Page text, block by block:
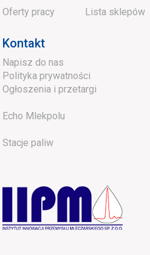
Oferty pracy Lista sklepów
Kontakt
Napisz do nas
Polityka prywatności
Ogłoszenia i przetargi
Echo Mlekpolu
Stacje paliw